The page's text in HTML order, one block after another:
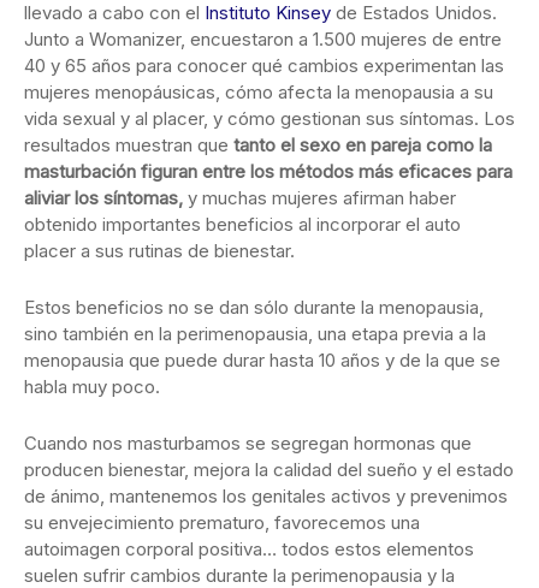
llevado a cabo con el Instituto Kinsey de Estados Unidos.
Junto a Womanizer, encuestaron a 1.500 mujeres de entre
40 y 65 años para conocer qué cambios experimentan las
mujeres menopáusicas, cómo afecta la menopausia a su
vida sexual y al placer, y cómo gestionan sus síntomas. Los
resultados muestran que tanto el sexo en pareja como la
masturbación figuran entre los métodos más eficaces para
aliviar los síntomas, y muchas mujeres afirman haber
obtenido importantes beneficios al incorporar el auto
placer a sus rutinas de bienestar.
Estos beneficios no se dan sólo durante la menopausia,
sino también en la perimenopausia, una etapa previa a la
menopausia que puede durar hasta 10 años y de la que se
habla muy poco.
Cuando nos masturbamos se segregan hormonas que
producen bienestar, mejora la calidad del sueño y el estado
de ánimo, mantenemos los genitales activos y prevenimos
su envejecimiento prematuro, favorecemos una
autoimagen corporal positiva… todos estos elementos
suelen sufrir cambios durante la perimenopausia y la